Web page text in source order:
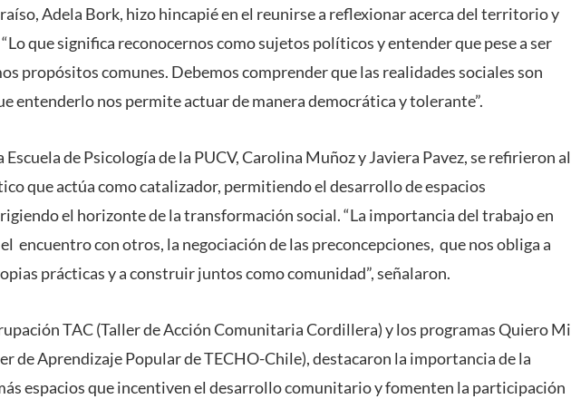
Adela Bork, hizo hincapié en el reunirse a reflexionar acerca del territorio y
que significa reconocernos como sujetos políticos y entender que pese a ser
propósitos comunes. Debemos comprender que las realidades sociales son
entenderlo nos permite actuar de manera democrática y tolerante”.
Escuela de Psicología de la PUCV, Carolina Muñoz y Javiera Pavez, se refirieron al
que actúa como catalizador, permitiendo el desarrollo de espacios
el horizonte de la transformación social. “La importancia del trabajo en
encuentro con otros, la negociación de las preconcepciones, que nos obliga a
prácticas y a construir juntos como comunidad”, señalaron.
TAC (Taller de Acción Comunitaria Cordillera) y los programas Quiero Mi
de Aprendizaje Popular de TECHO-Chile), destacaron la importancia de la
espacios que incentiven el desarrollo comunitario y fomenten la participación